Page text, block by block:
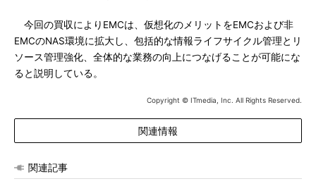
今回の買収によりEMCは、仮想化のメリットをEMCおよび非
EMCのNAS環境に拡大し、包括的な情報ライフサイクル管理とリ
ソース管理強化、全体的な業務の向上につなげることが可能にな
ると説明している。
Copyright © ITmedia, Inc. All Rights Reserved.
関連情報
関連記事